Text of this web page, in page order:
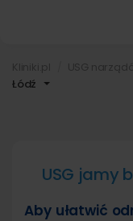
Łódź
USG jamy
Aby ułatwić